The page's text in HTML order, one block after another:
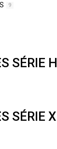
9
SÉRIE H
SÉRIE X